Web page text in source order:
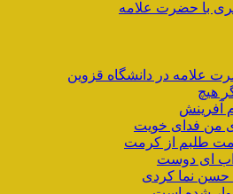
با حضرت علامه
علامه در دانشگاه قزوین
هیچ
آفرینش
من فدای خویت
طلبم از کرمت
ای دوست
نما کردی